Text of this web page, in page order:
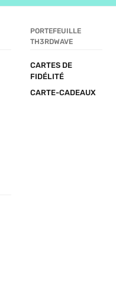
PORTEFEUILLE
TH3RDWAVE
CARTES DE
FIDÉLITÉ
CARTE-CADEAUX